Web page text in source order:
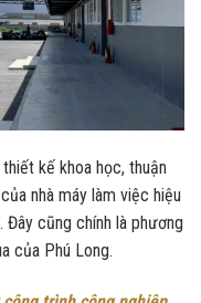
kế khoa học, thuận
nhà máy làm việc hiệu
cũng chính là phương
của Phú Long.